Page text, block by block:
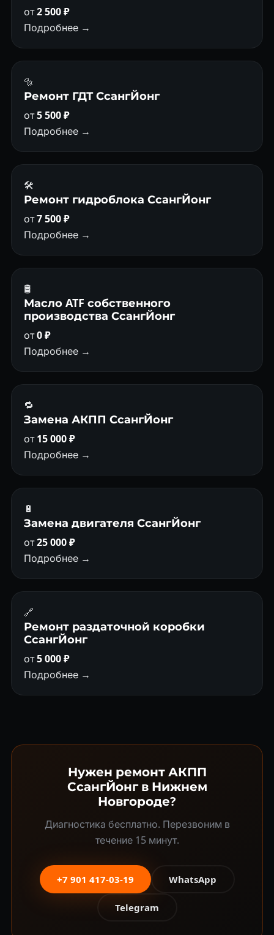
от2 500 ₽
Подробнее →
🔩
Ремонт ГДТ СсангЙонг
от5 500 ₽
Подробнее →
🛠️
Ремонт гидроблока СсангЙонг
от7 500 ₽
Подробнее →
🛢
Масло ATF собственного
производства СсангЙонг
от0 ₽
Подробнее →
🔁
Замена АКПП СсангЙонг
от15 000 ₽
Подробнее →
🔋
Замена двигателя СсангЙонг
от25 000 ₽
Подробнее →
🔗
Ремонт раздаточной коробки
СсангЙонг
от5 000 ₽
Подробнее →
Нужен ремонт АКПП
СсангЙонг в Нижнем
Новгороде?
Диагностика бесплатно. Перезвоним в
течение 15 минут.
+7 901 417-03-19 WhatsApp
Telegram